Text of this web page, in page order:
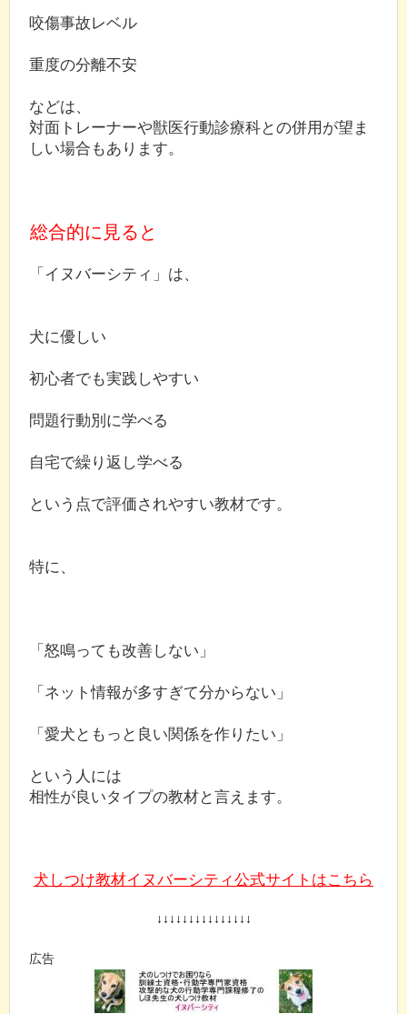
咬傷事故レベル
重度の分離不安
などは、
対面トレーナーや獣医行動診療科との併用が望ま
しい場合もあります。
総合的に見ると
「イヌバーシティ」は、
犬に優しい
初心者でも実践しやすい
問題行動別に学べる
自宅で繰り返し学べる
という点で評価されやすい教材です。
特に、
「怒鳴っても改善しない」
「ネット情報が多すぎて分からない」
「愛犬ともっと良い関係を作りたい」
という人には
相性が良いタイプの教材と言えます。
犬しつけ教材イヌバーシティ公式サイトはこちら
↓↓↓↓↓↓↓↓↓↓↓↓↓↓↓
広告